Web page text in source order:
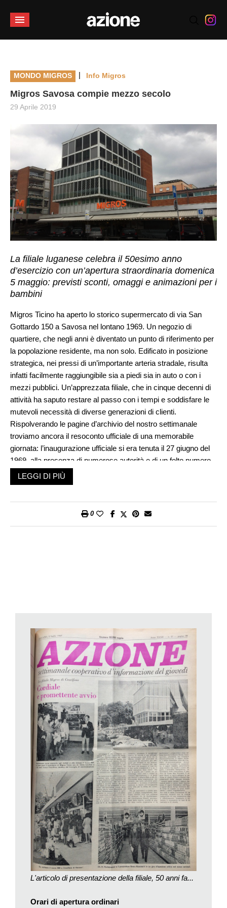
MONDO MIGROS | Info Migros
Migros Savosa compie mezzo secolo
29 Aprile 2019
La filiale luganese celebra il 50esimo anno
d’esercizio con un’apertura straordinaria domenica
5 maggio: previsti sconti, omaggi e animazioni per i
bambini
Migros Ticino ha aperto lo storico supermercato di via San
Gottardo 150 a Savosa nel lontano 1969. Un negozio di
quartiere, che negli anni è diventato un punto di riferimento per
la popolazione residente, ma non solo. Edificato in posizione
strategica, nei pressi di un’importante arteria stradale, risulta
infatti facilmente raggiungibile sia a piedi sia in auto o con i
mezzi pubblici. Un’apprezzata filiale, che in cinque decenni di
attività ha saputo restare al passo con i tempi e soddisfare le
mutevoli necessità di diverse generazioni di clienti.
Rispolverando le pagine d’archivio del nostro settimanale
troviamo ancora il resoconto ufficiale di una memorabile
giornata: l’inaugurazione ufficiale si era tenuta il 27 giugno del
1969, alla presenza di numerose autorità e di un folto numero
di clienti.
La nuova filiale luganese veniva a rimpiazzare, con una
della vendita, la più anziana e ormai sottodimensionata sede di
raggiungeva soltanto i 130 mq. Il nuovo supermercato, invece,
poteva vantare la considerevole ampiezza di 620 mq.
Durante la cerimonia di inaugurazione del nuovo stabile, che
era di proprietà della famiglia Gemetti e la cui costruzione era
stata curata dall’architetto Camponovo, si segnalarono i
discorsi di presentazione tenuti dal direttore di Migros Ticino
Charles H. Hochstrasser e da Ulrico K. Hochstrasser, suo
figlio: «come si è potuto ricavare dalle parole di U.K.
Hochstrasser, questo moderno, attrezzato e accogliente
spaccio di vendita è una persuasiva testimonianza degli sforzi
che la Migros compie per procurare al compratore le
condizioni più adeguate per svolgere le sue funzioni di
consumatore, funzioni che oggi non sono più assegnate al
caso ma a una scelta consapevole e a un esame minuzioso
delle merci» sottolineava il nostro resoconto particolare.
Da notare, infatti, che proprio in quegli anni si introducevano
elementi di controllo in seguito diventati essenziali: «Sia per la
qualità, per i prezzi, per gli imballaggi come pure i criteri di
costante aggiornamento – si pensi per esempio a Migros-Data
e alla dichiarazione della composizione dei prodotti, che verrà
introdotta prossimamente – la nostra cooperativa continua a
consumatore», commentavamo.
LEGGI DI PIÙ
0
L'articolo di presentazione della filiale, 50 anni fa...
Orari di apertura ordinari